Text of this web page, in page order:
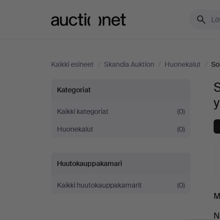
Kaikki esineet / Skandia Auktion / Huonekalut /
Sohvat
ja
istuinryhmät
Skandia
Auktion
Kategoriat
Kaikki kategoriat
(0)
Huonekalut
(0)
Huutokauppakamari
Kaikki huutokauppakamarit (0)